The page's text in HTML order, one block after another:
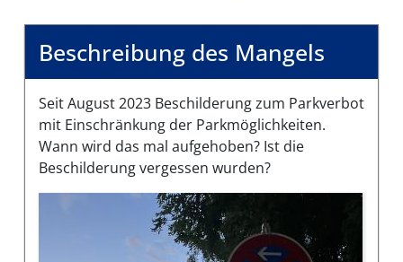
Beschreibung des Mangels
Seit August 2023 Beschilderung zum Parkverbot
mit Einschränkung der Parkmöglichkeiten.
Wann wird das mal aufgehoben? Ist die
Beschilderung vergessen wurden?
Bilder des Mangels